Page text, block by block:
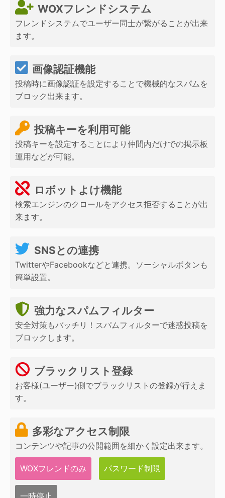
WOXフレンドシステム
フレンドシステムでユーザー同士が繋がることが出来
ます。
画像認証機能
投稿時に画像認証を設定することで機械的なスパムを
ブロック出来ます。
投稿キーを利用可能
投稿キーを設定することにより仲間内だけでの掲示板
運用などが可能。
ロボットよけ機能
検索エンジンのクロールをアクセス拒否することが出
来ます。
SNSとの連携
TwitterやFacebookなどと連携。ソーシャルボタンも
簡単設置。
強力なスパムフィルター
安全対策もバッチリ！スパムフィルターで迷惑投稿を
ブロックします。
ブラックリスト登録
お客様(ユーザー)側でブラックリストの登録が行えま
す。
多彩なアクセス制限
コンテンツや記事の公開範囲を細かく設定出来ます。
WOXフレンドのみ パスワード制限
一時停止